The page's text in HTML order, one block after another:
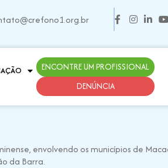
ENCONTRE UM PROFISSIONAL
DENÚNCIA
envolvendo os municípios de
da Barra.